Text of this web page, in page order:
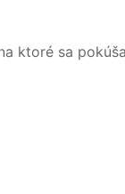
ktoré sa